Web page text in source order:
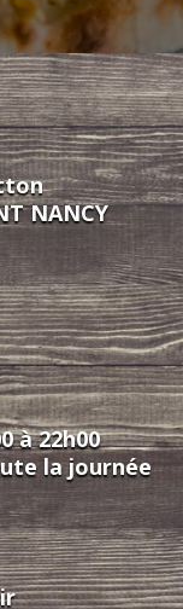
NANCY
à 22h00
la journée